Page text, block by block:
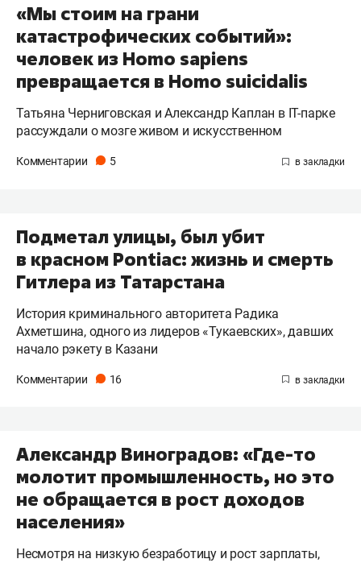
«Мы стоим на грани
катастрофических событий»:
человек из Homo sapiens
превращается в Homo suicidalis
Татьяна Черниговская и Александр Каплан в IT-парке
рассуждали о мозге живом и искусственном
Комментарии 5
Подметал улицы, был убит
в красном Pontiac: жизнь и смерть
Гитлера из Татарстана
История криминального авторитета Радика
Ахметшина, одного из лидеров «Тукаевских», давших
начало рэкету в Казани
Комментарии 16
Александр Виноградов: «Где-то
молотит промышленность, но это
не обращается в рост доходов
населения»
Несмотря на низкую безработицу и рост зарплаты,